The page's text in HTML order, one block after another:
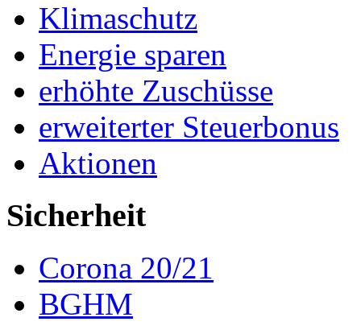
Klimaschutz
Energie sparen
erhöhte Zuschüsse
erweiterter Steuerbonus
Aktionen
Sicherheit
Corona 20/21
BGHM